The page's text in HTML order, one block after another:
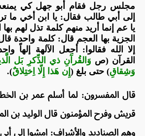
مجلس رجل فقام أبو جهل كي
إلى أبي طالب فقال: يا ابن أخي ما
يا عم إنما أريد منهم كلمة تذل لهم
الجزية بها العجم قال: كلمة واحدة
إلا الله فقالوا: أجعل الآلهة إلهاً
القرآن (ص وَالقُرآَنِ ذي الذِّكرِ بَل
وَشِقاقِ) حتى بلغ ( إِن هَذا إِلّا اِختِلاقٌ).
قال المفسرون: لما أسلم عمر بن
قريش وفرح المؤمنون قال الوليد بن
وهم الصناديد والأشراف: امشوا إلى